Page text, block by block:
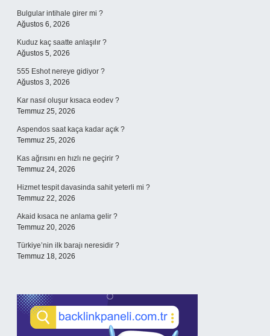
Bulgular intihale girer mi ?
Ağustos 6, 2026
Kuduz kaç saatte anlaşılır ?
Ağustos 5, 2026
555 Eshot nereye gidiyor ?
Ağustos 3, 2026
Kar nasıl oluşur kısaca eodev ?
Temmuz 25, 2026
Aspendos saat kaça kadar açık ?
Temmuz 25, 2026
Kas ağrısını en hızlı ne geçirir ?
Temmuz 24, 2026
Hizmet tespit davasinda sahit yeterli mi ?
Temmuz 22, 2026
Akaid kısaca ne anlama gelir ?
Temmuz 20, 2026
Türkiye’nin ilk barajı neresidir ?
Temmuz 18, 2026